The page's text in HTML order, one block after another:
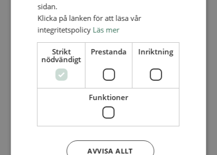
VAD VI GÖR
UTBILDNING
UTBILDNINGAR
Mullsjö folkhögskola
Missionsinspiratören
I trygga händer
sidan.
Klicka på länken för att läsa vår
integritetspolicy Läs mer
Strikt
nödvändigt
Prestanda Inriktning
Funktioner
AVVISA ALLT